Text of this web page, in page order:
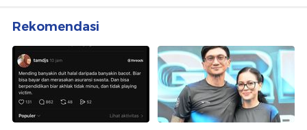
Rekomendasi